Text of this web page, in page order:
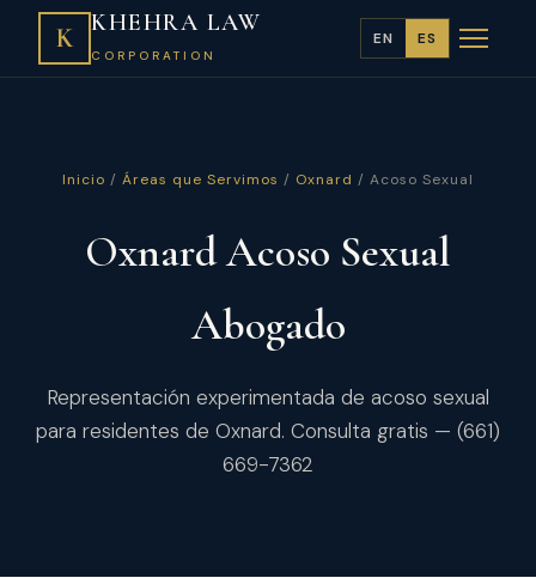
K KHEHRA LAW
CORPORATION
EN ES
Inicio / Áreas que Servimos / Oxnard / Acoso Sexual
Oxnard Acoso Sexual
Abogado
Representación experimentada de acoso sexual
para residentes de Oxnard. Consulta gratis — (661)
669-7362